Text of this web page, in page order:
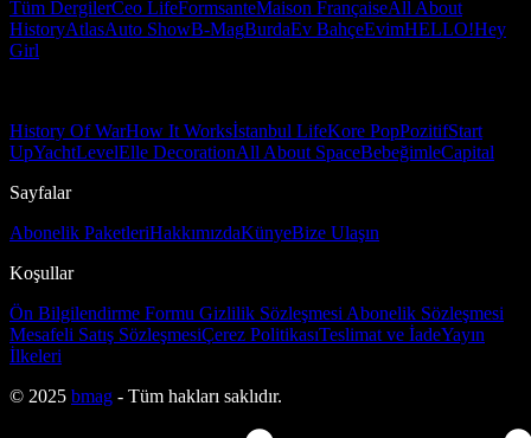
Tüm DergilerCeo LifeFormsanteMaison FrançaiseAll About
HistoryAtlasAuto ShowB-MagBurdaEv BahçeEvimHELLO!Hey
Girl
History Of WarHow It Worksİstanbul LifeKore PopPozitifStart
UpYachtLevelElle DecorationAll About SpaceBebeğimleCapital
Sayfalar
Abonelik PaketleriHakkımızdaKünyeBize Ulaşın
Koşullar
Ön Bilgilendirme Formu Gizlilik Sözleşmesi Abonelik Sözleşmesi
Mesafeli Satış SözleşmesiÇerez PolitikasıTeslimat ve İadeYayın
İlkeleri
© 2025 bmag - Tüm hakları saklıdır.